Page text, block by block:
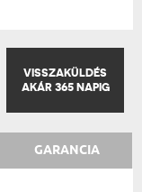
VISSZAKÜLDÉS
AKÁR 365 NAPIG
GARANCIA